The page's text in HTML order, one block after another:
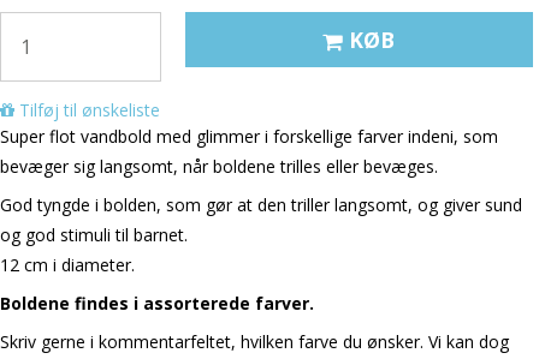
KØB
Tilføj til ønskeliste
Super flot vandbold med glimmer i forskellige farver indeni, som
bevæger sig langsomt, når boldene trilles eller bevæges.
God tyngde i bolden, som gør at den triller langsomt, og giver sund
og god stimuli til barnet.
12 cm i diameter.
Boldene findes i assorterede farver.
Skriv gerne i kommentarfeltet, hvilken farve du ønsker. Vi kan dog